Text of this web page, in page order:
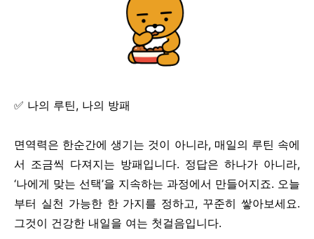
✅ 나의 루틴, 나의 방패
면역력은 한순간에 생기는 것이 아니라, 매일의 루틴 속에
서 조금씩 다져지는 방패입니다. 정답은 하나가 아니라,
‘나에게 맞는 선택’을 지속하는 과정에서 만들어지죠. 오늘
부터 실천 가능한 한 가지를 정하고, 꾸준히 쌓아보세요.
그것이 건강한 내일을 여는 첫걸음입니다.